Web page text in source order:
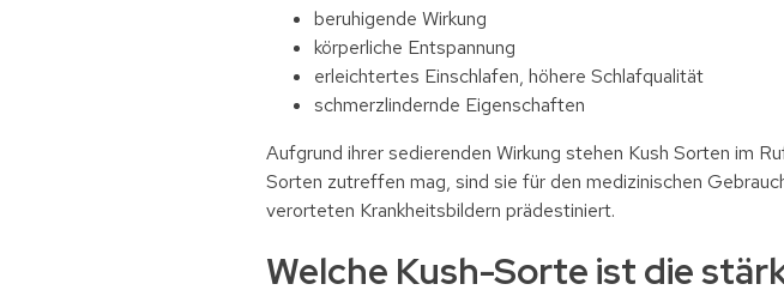
beruhigende Wirkung
körperliche Entspannung
erleichtertes Einschlafen, höhere Schlafqualität
schmerzlindernde Eigenschaften
Aufgrund ihrer sedierenden Wirkung stehen Kush Sorten im
Sorten zutreffen mag, sind sie für den medizinischen
verorteten Krankheitsbildern prädestiniert.
Welche Kush-Sorte ist die